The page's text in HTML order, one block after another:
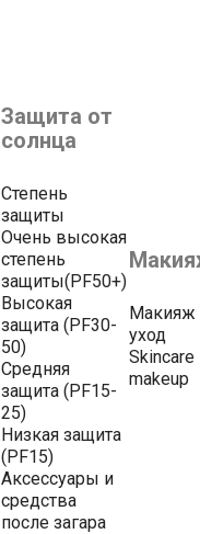
Защита от
солнца
Степень
защиты
Очень высокая
степень
защиты(PF50+)
Высокая
защита (PF30-
50)
Средняя
защита (PF15-
25)
Низкая защита
(PF15)
Аксессуары и
средства
после загара
Макияж
уход
Skincare
makeup